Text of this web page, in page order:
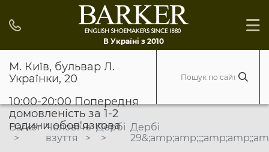
В Україні з 2010
М. Київ, бульвар Л.
Українки, 20
10:00-20:00 Попередня
домовленість за 1-2
години обов'язкова
Barker Чоловіче
взуття
Дербі Дербі